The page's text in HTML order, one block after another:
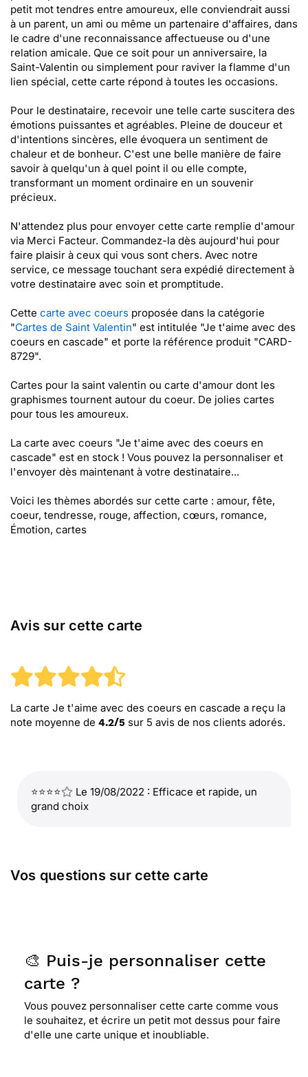
petit mot tendres entre amoureux, elle conviendrait aussi
à un parent, un ami ou même un partenaire d'affaires, dans
le cadre d'une reconnaissance affectueuse ou d'une
relation amicale. Que ce soit pour un anniversaire, la
Saint-Valentin ou simplement pour raviver la flamme d'un
lien spécial, cette carte répond à toutes les occasions.
Pour le destinataire, recevoir une telle carte suscitera des
émotions puissantes et agréables. Pleine de douceur et
d'intentions sincères, elle évoquera un sentiment de
chaleur et de bonheur. C'est une belle manière de faire
savoir à quelqu'un à quel point il ou elle compte,
transformant un moment ordinaire en un souvenir
précieux.
N'attendez plus pour envoyer cette carte remplie d'amour
via Merci Facteur. Commandez-la dès aujourd'hui pour
faire plaisir à ceux qui vous sont chers. Avec notre
service, ce message touchant sera expédié directement à
votre destinataire avec soin et promptitude.
Cette carte avec coeurs proposée dans la catégorie
"Cartes de Saint Valentin" est intitulée "Je t'aime avec des
coeurs en cascade" et porte la référence produit "CARD-
8729".
Cartes pour la saint valentin ou carte d'amour dont les
graphismes tournent autour du coeur. De jolies cartes
pour tous les amoureux.
La carte avec coeurs "Je t'aime avec des coeurs en
cascade" est en stock ! Vous pouvez la personnaliser et
l'envoyer dès maintenant à votre destinataire...
Voici les thèmes abordés sur cette carte : amour, fête,
coeur, tendresse, rouge, affection, cœurs, romance,
Émotion, cartes
Avis sur cette carte
La carte Je t'aime avec des coeurs en cascade a reçu la
note moyenne de 4.2/5 sur 5 avis de nos clients adorés.
⭐⭐⭐⭐
Le 19/08/2022 : Efficace et rapide, un
grand choix
Vos questions sur cette carte
🎨 Puis-je personnaliser cette
carte ?
Vous pouvez personnaliser cette carte comme vous
le souhaitez, et écrire un petit mot dessus pour faire
d'elle une carte unique et inoubliable.